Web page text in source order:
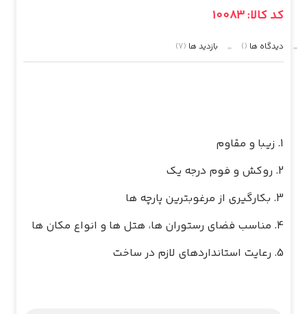
کد کالا: 10083
دیدگاه ها () بازدید ها (7)